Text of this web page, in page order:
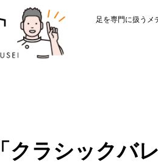
足を専門に扱うメ
「クラシックバ